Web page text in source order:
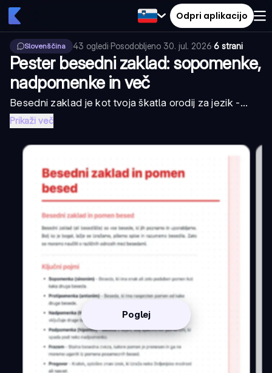
Odpri aplikacijo
Slovenščina 43 ogledi·Posodobljeno 30. jul. 2026·6 strani
Pester besedni zaklad: sopomenke,
nadpomenke in več
Besedni zaklad je kot tvoja škatla orodij za jezik -...
Prikaži več
Poglej